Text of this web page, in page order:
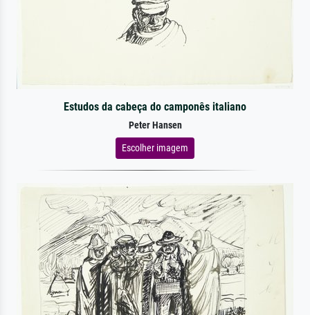
Estudos da cabeça do camponês italiano
Peter Hansen
Escolher imagem